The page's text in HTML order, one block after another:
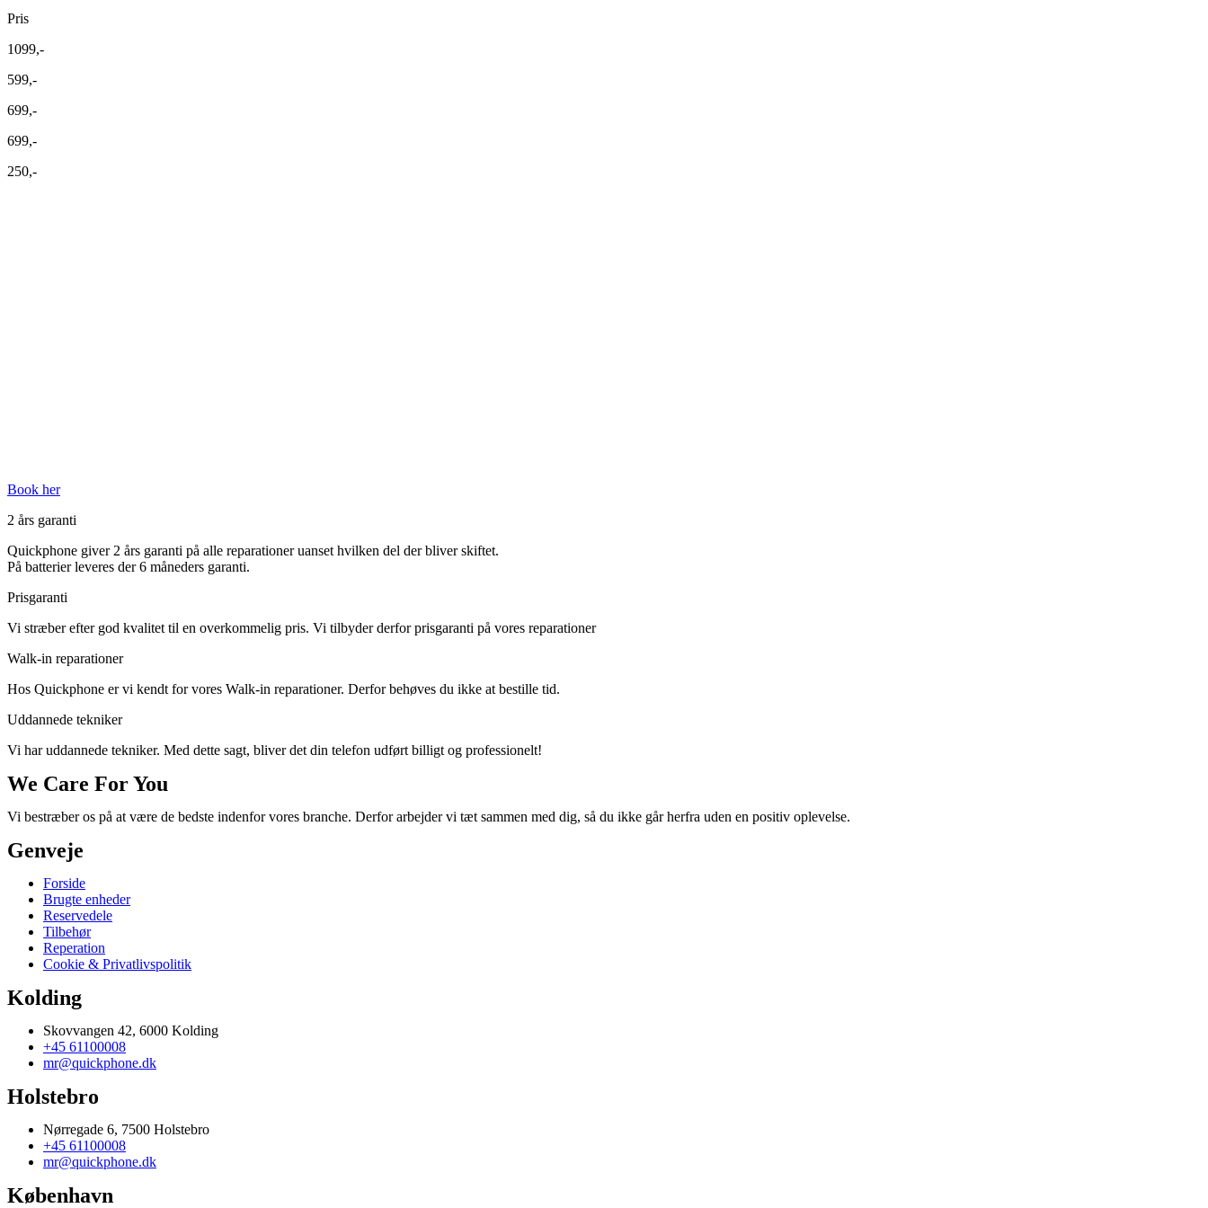
Pris
1099,-
599,-
699,-
699,-
250,-
Book her
2 års garanti
Quickphone giver 2 års garanti på alle reparationer uanset hvilken del der bliver skiftet.
På batterier leveres der 6 måneders garanti.
Prisgaranti
Vi stræber efter god kvalitet til en overkommelig pris. Vi tilbyder derfor prisgaranti på vores reparationer
Walk-in reparationer
Hos Quickphone er vi kendt for vores Walk-in reparationer. Derfor behøves du ikke at bestille tid.
Uddannede tekniker
Vi har uddannede tekniker. Med dette sagt, bliver det din telefon udført billigt og professionelt!
We Care For You
Vi bestræber os på at være de bedste indenfor vores branche. Derfor arbejder vi tæt sammen med dig, så du ikke går herfra uden en positiv oplevelse.
Genveje
Forside
Brugte enheder
Reservedele
Tilbehør
Reperation
Cookie & Privatlivspolitik
Kolding
Skovvangen 42, 6000 Kolding
+45 61100008
mr@quickphone.dk
Holstebro
Nørregade 6, 7500 Holstebro
+45 61100008
mr@quickphone.dk
København